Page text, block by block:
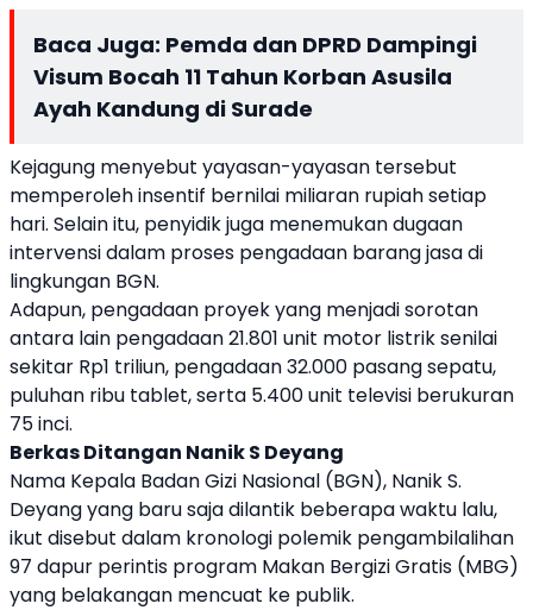
Baca Juga: Pemda dan DPRD Dampingi
Visum Bocah 11 Tahun Korban Asusila
Ayah Kandung di Surade
Kejagung menyebut yayasan-yayasan tersebut
memperoleh insentif bernilai miliaran rupiah setiap
hari. Selain itu, penyidik juga menemukan dugaan
intervensi dalam proses pengadaan barang jasa di
lingkungan BGN.
Adapun, pengadaan proyek yang menjadi sorotan
antara lain pengadaan 21.801 unit motor listrik senilai
sekitar Rp1 triliun, pengadaan 32.000 pasang sepatu,
puluhan ribu tablet, serta 5.400 unit televisi berukuran
75 inci.
Berkas Ditangan Nanik S Deyang
Nama Kepala Badan Gizi Nasional (BGN), Nanik S.
Deyang yang baru saja dilantik beberapa waktu lalu,
ikut disebut dalam kronologi polemik pengambilalihan
97 dapur perintis program Makan Bergizi Gratis (MBG)
yang belakangan mencuat ke publik.